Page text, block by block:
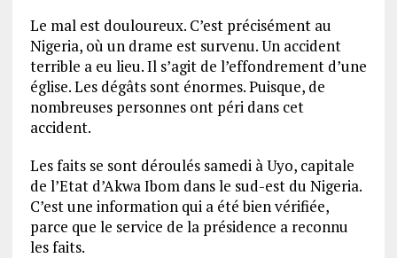
Le mal est douloureux. C’est précisément au
Nigeria, où un drame est survenu. Un accident
terrible a eu lieu. Il s’agit de l’effondrement d’une
église. Les dégâts sont énormes. Puisque, de
nombreuses personnes ont péri dans cet
accident.
Les faits se sont déroulés samedi à Uyo, capitale
de l’Etat d’Akwa Ibom dans le sud-est du Nigeria.
C’est une information qui a été bien vérifiée,
parce que le service de la présidence a reconnu
les faits.